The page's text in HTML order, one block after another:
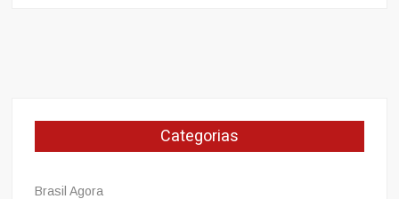
o
Categorias
Brasil Agora